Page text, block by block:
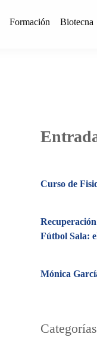
Formación Biotecna
Curso de
Fútbol Sala:
Mónica
Categorías